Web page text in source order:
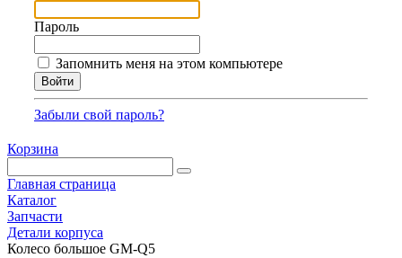
Пароль
Запомнить меня на этом компьютере
Забыли свой пароль?
Корзина
Главная страница
Каталог
Запчасти
Детали корпуса
Колесо большое GM-Q5